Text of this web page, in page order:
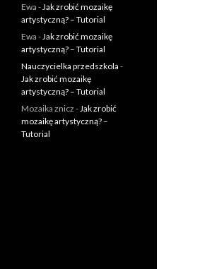
Ewa -Jak zrobić mozaikę
artystyczną? – Tutorial
Ewa -Jak zrobić mozaikę
artystyczną? – Tutorial
Nauczycielka przedszkola -
Jak zrobić mozaikę
artystyczną? – Tutorial
Mozaika znicz -Jak zrobić
mozaikę artystyczną? –
Tutorial